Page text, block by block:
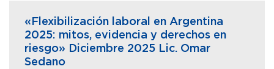
«Flexibilización laboral en Argentina
2025: mitos, evidencia y derechos en
riesgo» Diciembre 2025 Lic. Omar
Sedano